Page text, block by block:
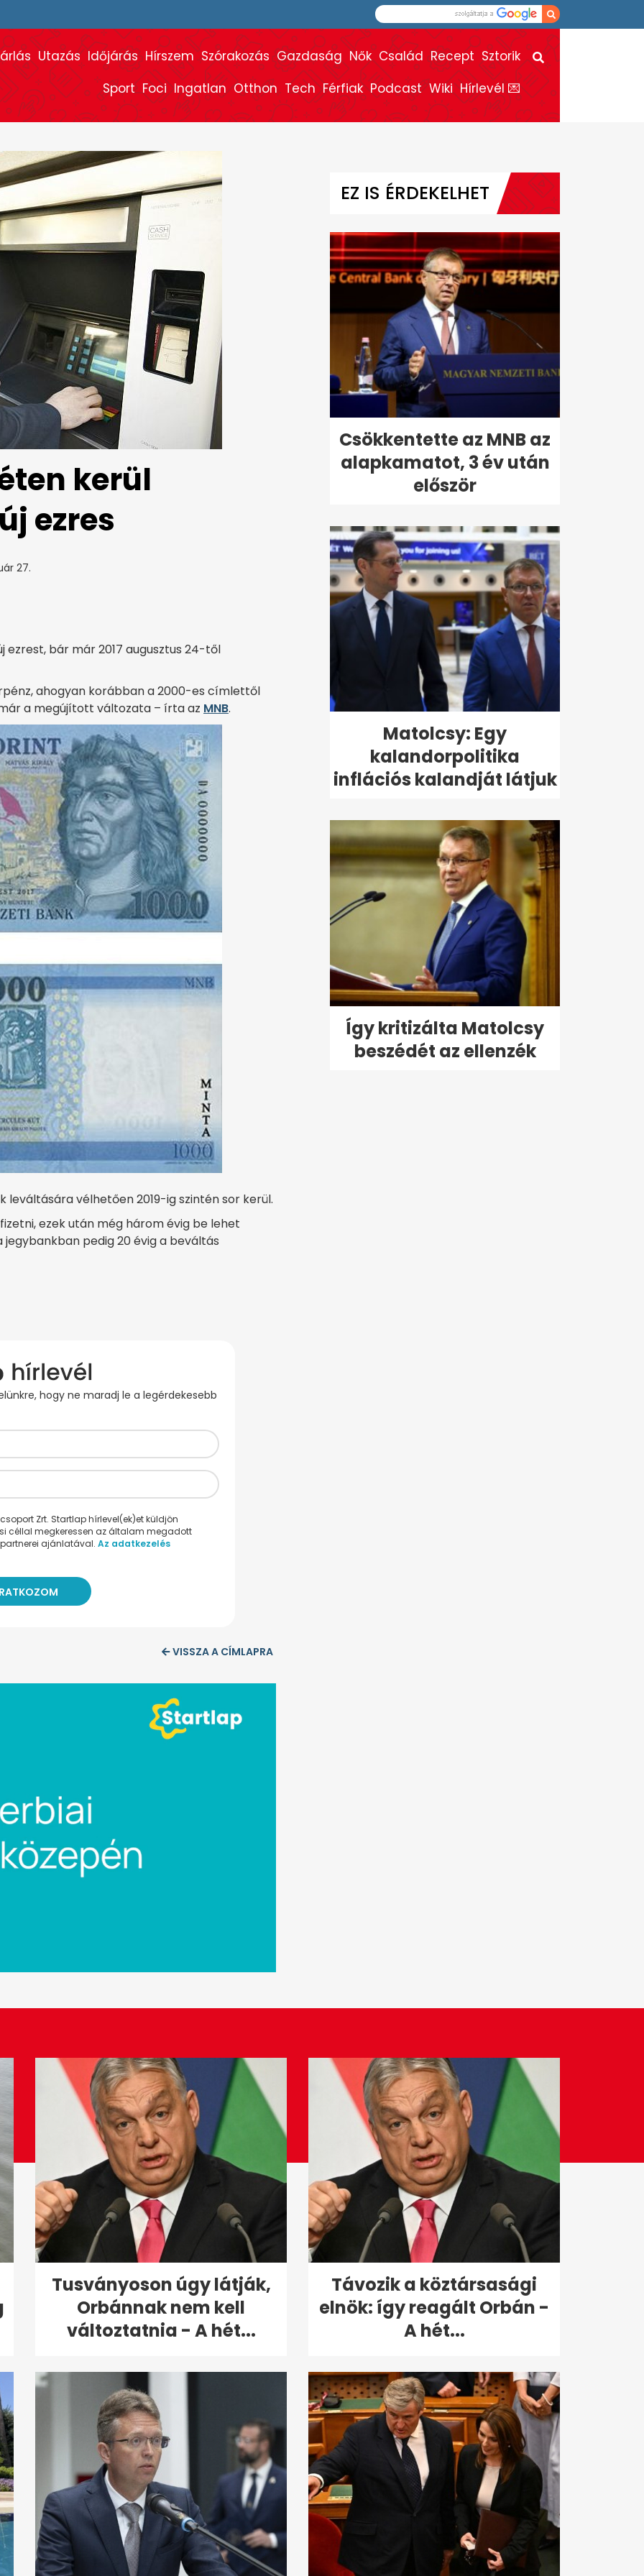
Utazás Időjárás Hírszem Szórakozás Gazdaság Nők Család Recept Sztorik
Sport Foci Ingatlan Otthon Tech Férfiak Podcast Wiki Hírlevél 💌
kerül
ezres
27.
ezrest, bár már 2017 augusztus 24-től
ahogyan korábban a 2000-es címlettől
a megújított változata – írta az MNB.
leváltására vélhetően 2019-ig szintén sor kerül.
ezek után még három évig be lehet
pedig 20 évig a beváltás
hogy ne maradj le a legérdekesebb
Zrt. Startlap hírlevel(ek)et küldjön
céllal megkeressen az általam megadott
ajánlatával. Az adatkezelés
VISSZA A CÍMLAPRA
EZ IS ÉRDEKELHET
Csökkentette az MNB az
alapkamatot, 3 év után
először
Matolcsy: Egy
kalandorpolitika
inflációs kalandját látjuk
Így kritizálta Matolcsy
beszédét az ellenzék
Tusványoson úgy látják,
Orbánnak nem kell
változtatnia - A hét...
Távozik a köztársasági
elnök: így reagált Orbán -
A hét...